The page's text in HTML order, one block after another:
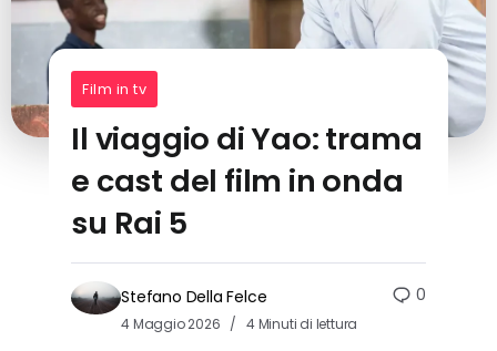
Film in tv
Il viaggio di Yao: trama
e cast del film in onda
su Rai 5
Stefano Della Felce
4 Maggio 2026 4 Minuti di lettura
0